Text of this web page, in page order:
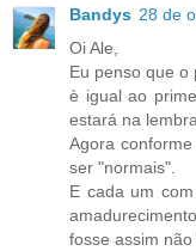
Bandys 28 de
Oi Ale,
Eu penso que o
è igual ao
estará na
Agora
ser "normais".
E cada um
fosse assim